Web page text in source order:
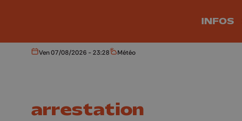
INFOS
Aujourd'hui
Ven 07/08/2026 - 23:28 Météo
Météo
arrestation